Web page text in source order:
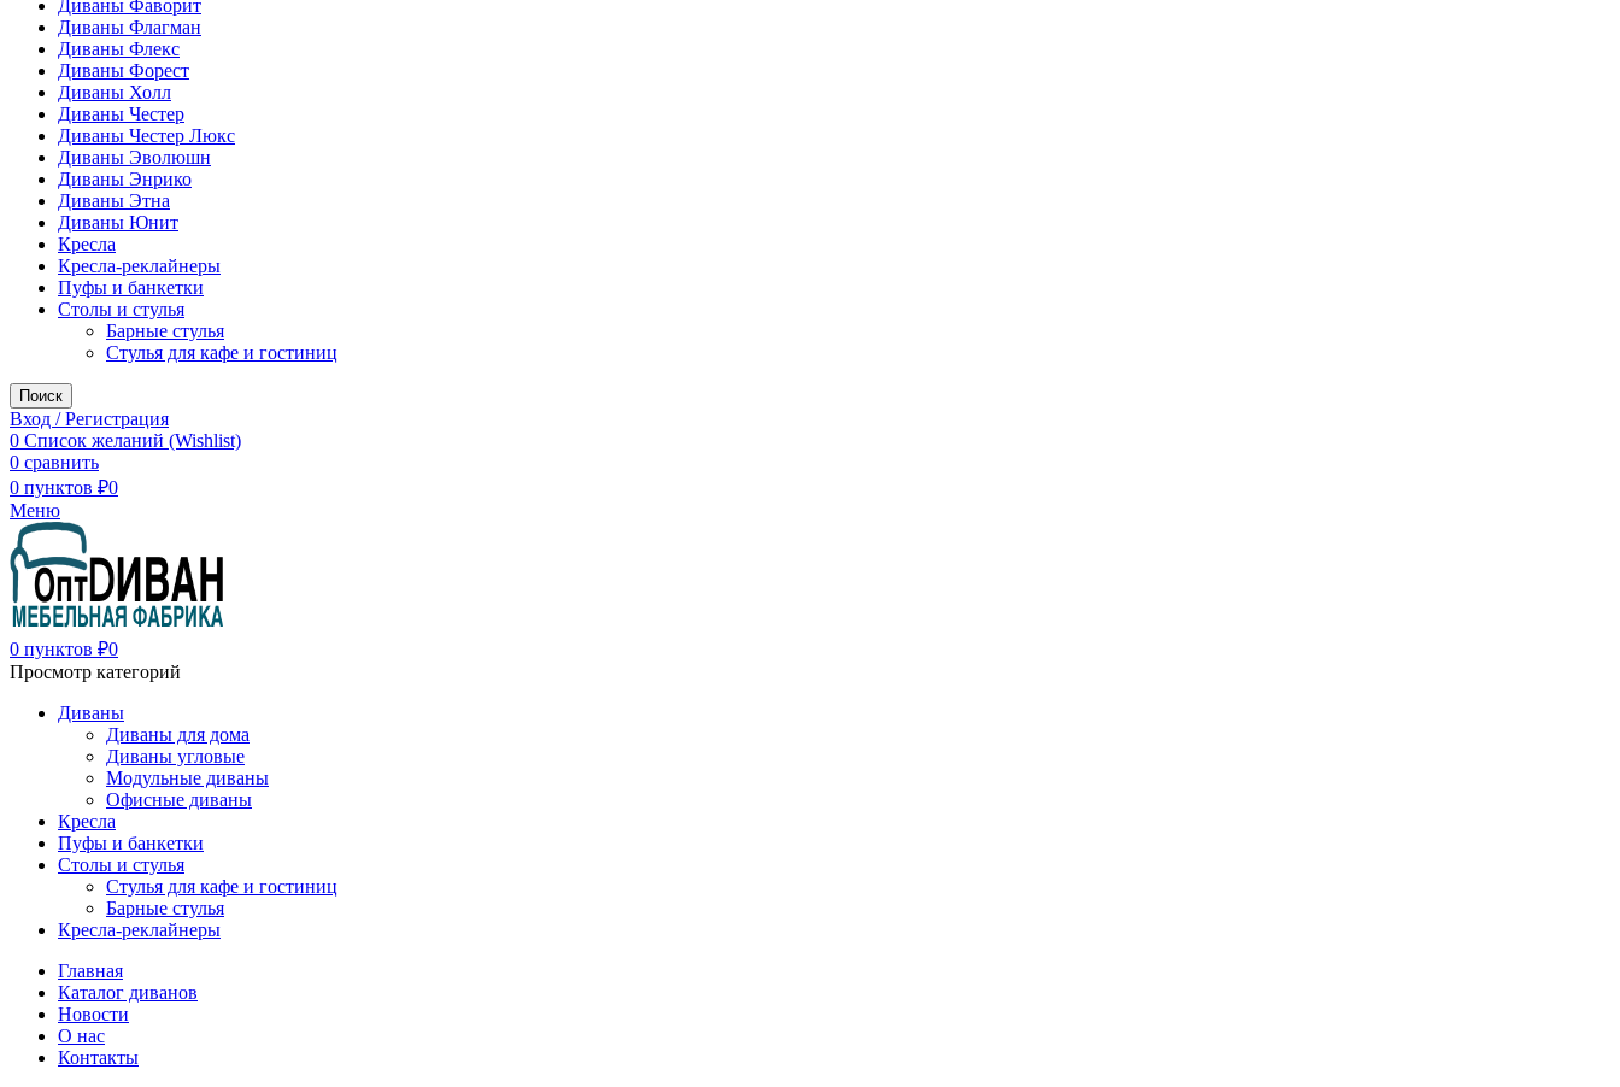
Диваны Фаворит
Диваны Флагман
Диваны Флекс
Диваны Форест
Диваны Холл
Диваны Честер
Диваны Честер Люкс
Диваны Эволюшн
Диваны Энрико
Диваны Этна
Диваны Юнит
Кресла
Кресла-реклайнеры
Пуфы и банкетки
Столы и стулья
Барные стулья
Стулья для кафе и гостиниц
Поиск
Вход / Регистрация
0 Список желаний (Wishlist)
0 сравнить
0 пунктов ₽0
Меню
0 пунктов ₽0
Просмотр категорий
Диваны
Диваны для дома
Диваны угловые
Модульные диваны
Офисные диваны
Кресла
Пуфы и банкетки
Столы и стулья
Стулья для кафе и гостиниц
Барные стулья
Кресла-реклайнеры
Главная
Каталог диванов
Новости
О нас
Контакты